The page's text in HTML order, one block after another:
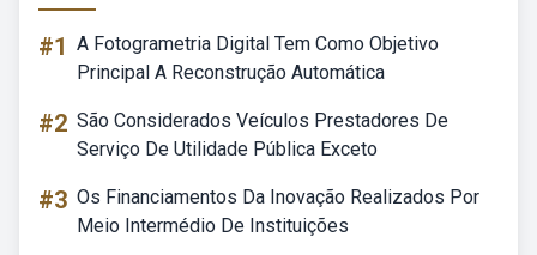
#1 A Fotogrametria Digital Tem Como Objetivo
Principal A Reconstrução Automática
#2 São Considerados Veículos Prestadores De
Serviço De Utilidade Pública Exceto
#3 Os Financiamentos Da Inovação Realizados Por
Meio Intermédio De Instituições